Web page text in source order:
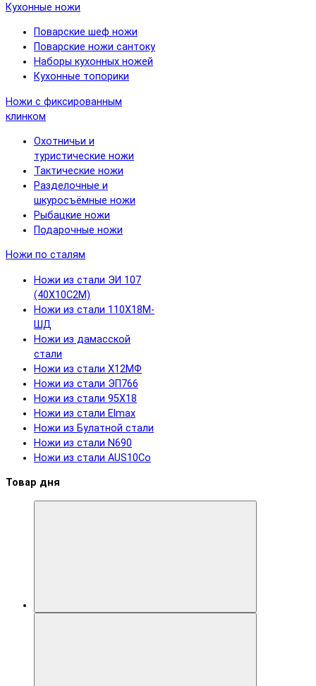
Кухонные ножи
Поварские шеф ножи
Поварские ножи сантоку
Наборы кухонных ножей
Кухонные топорики
Ножи с фиксированным
клинком
Охотничьи и
туристические ножи
Тактические ножи
Разделочные и
шкуросъёмные ножи
Рыбацкие ножи
Подарочные ножи
Ножи по сталям
Ножи из стали ЭИ 107
(40Х10С2М)
Ножи из стали 110Х18М-
ШД
Ножи из дамасской
стали
Ножи из стали Х12МФ
Ножи из стали ЭП766
Ножи из стали 95Х18
Ножи из стали Elmax
Ножи из Булатной стали
Ножи из стали N690
Ножи из стали AUS10Co
Товар дня